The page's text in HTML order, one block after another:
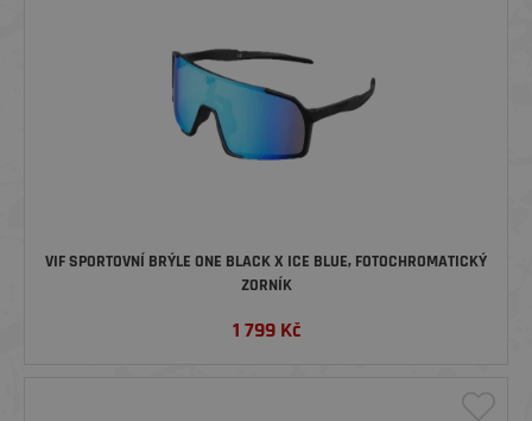
VIF SPORTOVNÍ BRÝLE ONE BLACK X ICE BLUE, FOTOCHROMATICKÝ
ZORNÍK
1 799Kč